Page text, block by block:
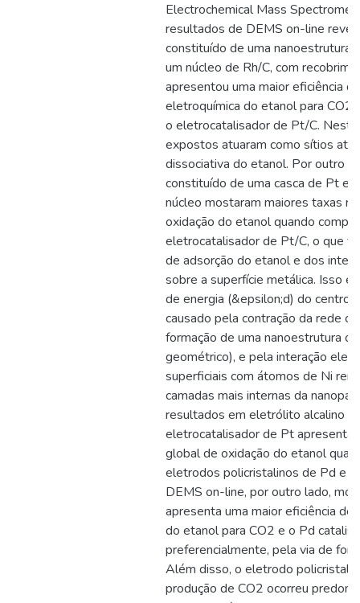
Electrochemical Mass
resultados de DEMS on-line
constituído de uma nanoestrutura
um núcleo de Rh/C, com
apresentou uma maior eficiência
eletroquímica do etanol para CO2
o eletrocatalisador de Pt/C.
expostos atuaram como sítios
dissociativa do etanol. Por outro
constituído de uma casca de Pt e
núcleo mostaram maiores taxas
oxidação do etanol quando
eletrocatalisador de Pt/C, o que
de adsorção do etanol e dos
sobre a superfície metálica. Isso é
de energia (&epsilon;d) do centro
causado pela contração da rede
formação de uma nanoestrutura
geométrico), e pela interação
superficiais com átomos de Ni
camadas mais internas da
resultados em eletrólito alcalino
eletrocatalisador de Pt apresenta
global de oxidação do etanol
eletrodos policristalinos de Pd e
DEMS on-line, por outro lado,
apresenta uma maior eficiência
do etanol para CO2 e o Pd
preferencialmente, pela via de
Além disso, o eletrodo
produção de CO2 ocorreu